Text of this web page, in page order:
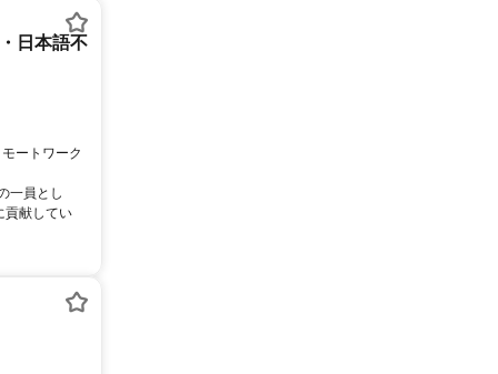
日本語不
ートワーク
一員とし
貢献してい